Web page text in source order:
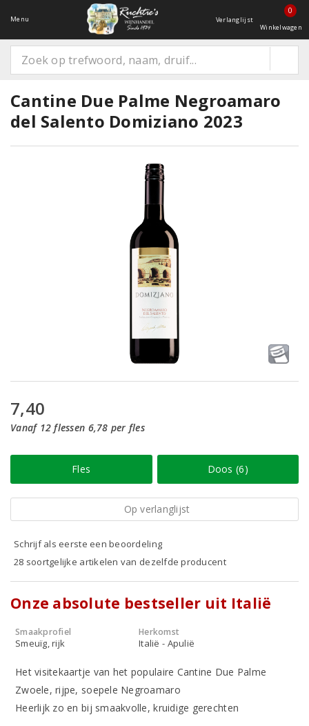
Menu Verlanglijst
0
Winkelwagen
Cantine Due Palme Negroamaro
del Salento Domiziano 2023
7,40
Vanaf 12 flessen 6,78 per fles
Fles Doos (6)
Op verlanglijst
Schrijf als eerste een beoordeling
28 soortgelijke artikelen van dezelfde producent
Onze absolute bestseller uit Italië
Smaakprofiel
Smeuïg, rijk
Herkomst
Italië - Apulië
Het visitekaartje van het populaire Cantine Due Palme
Zwoele, rijpe, soepele Negroamaro
Heerlijk zo en bij smaakvolle, kruidige gerechten